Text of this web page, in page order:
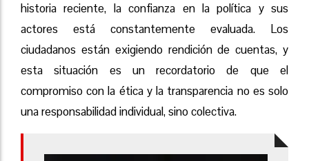
historia reciente, la confianza en la política y sus
actores está constantemente evaluada. Los
ciudadanos están exigiendo rendición de cuentas, y
esta situación es un recordatorio de que el
compromiso con la ética y la transparencia no es solo
una responsabilidad individual, sino colectiva.